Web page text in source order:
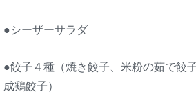
●シーザーサラダ
●餃子４種（焼き餃子、米粉の茹で餃
成鶏餃子）